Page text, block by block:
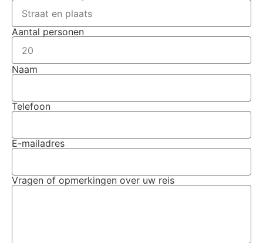
Aantal personen
Naam
Telefoon
E-mailadres
Vragen of opmerkingen over uw reis